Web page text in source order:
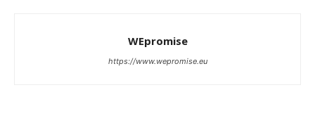
WEpromise
https://www.wepromise.eu